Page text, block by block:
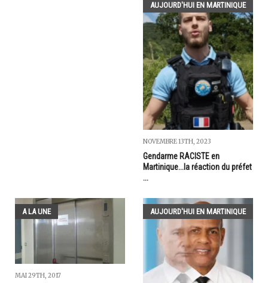
AUJOURD'HUI EN MARTINIQUE
NOVEMBRE 13TH, 2023
Gendarme RACISTE en
Martinique...la réaction du préfet
...
A LA UNE
MAI 29TH, 2017
AUJOURD'HUI EN MARTINIQUE